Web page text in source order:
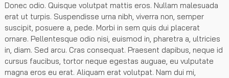
Donec odio. Quisque volutpat mattis eros. Nullam malesuada
erat ut turpis. Suspendisse urna nibh, viverra non, semper
suscipit, posuere a, pede. Morbi in sem quis dui placerat
ornare. Pellentesque odio nisi, euismod in, pharetra a, ultricies
in, diam. Sed arcu. Cras consequat. Praesent dapibus, neque id
cursus faucibus, tortor neque egestas auguae, eu vulputate
magna eros eu erat. Aliquam erat volutpat. Nam dui mi,